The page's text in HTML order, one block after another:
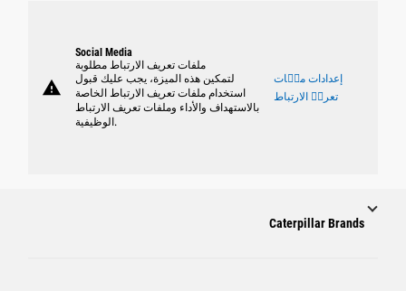
warning
Social Media
ملفات تعريف الارتباط مطلوبة
لتمكين هذه الميزة، يجب عليك قبول
استخدام ملفات تعريف الارتباط الخاصة
بالاستهداف والأداء وملفات تعريف الارتباط
الوظيفية.
إعدادات ملٝات
تعريٝ الارتباط
Caterpillar Brands